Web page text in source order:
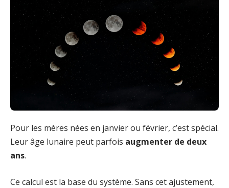
Pour les mères nées en janvier ou février, c’est spécial.
Leur âge lunaire peut parfois augmenter de deux
ans.
Ce calcul est la base du système. Sans cet ajustement,